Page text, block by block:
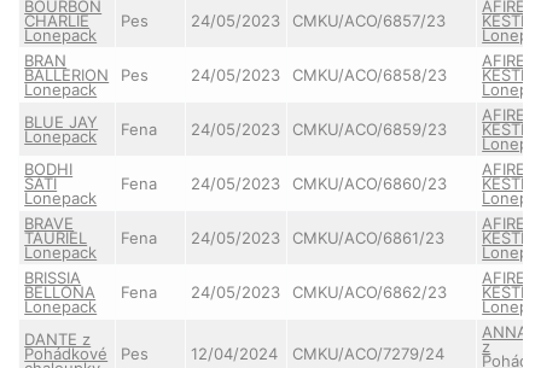
BOURBON
CHARLIE
Lonepack
Pes 24/05/2023 CMKU/ACO/6857/23
AFIRE
BRAN
BALLERION
Lonepack
Pes 24/05/2023 CMKU/ACO/6858/23
AFIRE
BLUE JAY
Lonepack Fena 24/05/2023 CMKU/ACO/6859/23
AFIRE
BODHI
SATI
Lonepack
Fena 24/05/2023 CMKU/ACO/6860/23
AFIRE
BRAVE
TAURIEL
Lonepack
Fena 24/05/2023 CMKU/ACO/6861/23
AFIRE
BRISSIA
BELLONA
Lonepack
Fena 24/05/2023 CMKU/ACO/6862/23
AFIRE
DANTE z
Pohádkové Pes 12/04/2024 CMKU/ACO/7279/24 z